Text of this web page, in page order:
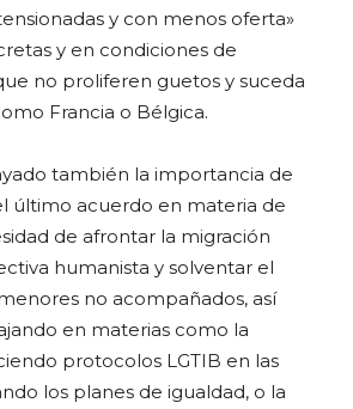
y con menos oferta»
y en condiciones de
no proliferen guetos y suceda
Francia o Bélgica.
también la importancia de
último acuerdo en materia de
de afrontar la migración
humanista y solventar el
no acompañados, así
en materias como la
protocolos LGTIB en las
los planes de igualdad, o la